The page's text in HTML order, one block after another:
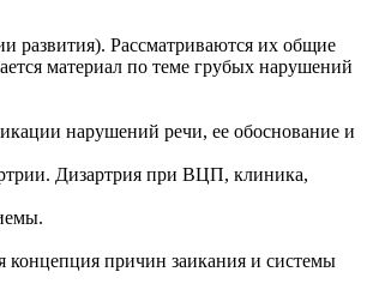
развития). Рассматриваются их общие
материал по теме грубых нарушений
нарушений речи, ее обоснование и
Дизартрия при ВЦП, клиника,
концепция причин заикания и системы